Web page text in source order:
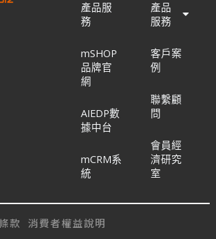
產品服
務
mSHOP
品牌官
網
AIEDP數
據中台
mCRM系
統
產品
服務
客戶案
例
聯繫顧
問
會員經
濟研究
室
款 消費者權益說明